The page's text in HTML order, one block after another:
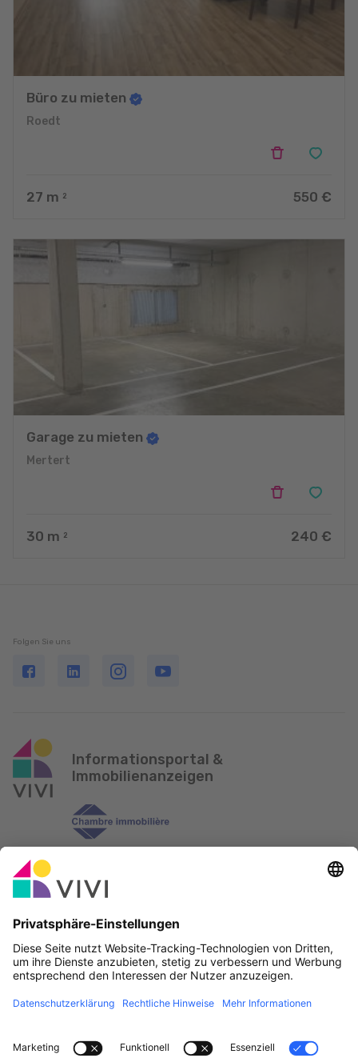
Büro zu mieten
Roedt
27 m 2 550 €
Garage zu mieten
Mertert
30 m 2 240 €
Folgen Sie uns
Informationsportal &
Immobilienanzeigen
Makler, werdet Mitglied!